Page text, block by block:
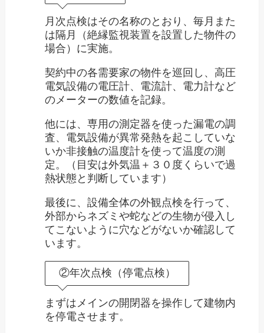
月次点検はその名称のとおり、毎月また
は隔月（絶縁監視装置を設置した物件の
場合）に実施。
契約中の各需要家の物件を巡回し、高圧
電気設備の電圧計、電流計、電力計など
のメーターの数値を記録。
他には、専用の測定器を使った漏電の調
査、電気設備が異常発熱を起こしていな
いか非接触の温度計を使って温度の測
定。（目安は外気温＋３０度くらいで過
熱状態と判断しています）
最後に、設備全体の外観点検を行って、
外部からネズミや蛇などの生物が侵入し
てこないように穴などがないか確認して
います。
②年次点検（停電点検）
まずはメインの開閉器を操作して建物内
を停電させます。